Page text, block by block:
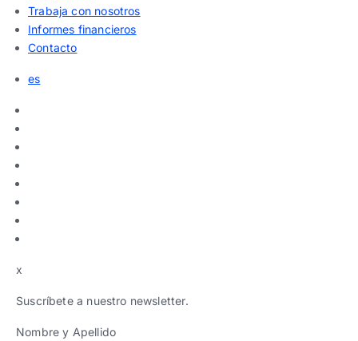
Trabaja con nosotros
Informes financieros
Contacto
es
x
Suscríbete a nuestro newsletter.
Nombre y Apellido